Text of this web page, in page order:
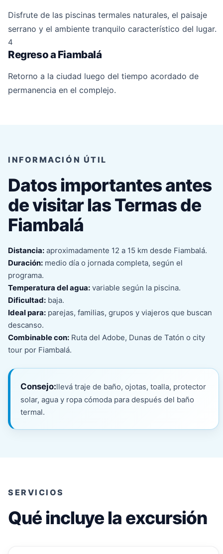
Disfrute de las piscinas termales naturales, el paisaje
serrano y el ambiente tranquilo característico del lugar.
4
Regreso a Fiambalá
Retorno a la ciudad luego del tiempo acordado de
permanencia en el complejo.
INFORMACIÓN ÚTIL
Datos importantes antes
de visitar las Termas de
Fiambalá
Distancia: aproximadamente 12 a 15 km desde Fiambalá.
Duración: medio día o jornada completa, según el
programa.
Temperatura del agua: variable según la piscina.
Dificultad: baja.
Ideal para: parejas, familias, grupos y viajeros que buscan
descanso.
Combinable con: Ruta del Adobe, Dunas de Tatón o city
tour por Fiambalá.
Consejo:llevá traje de baño, ojotas, toalla, protector
solar, agua y ropa cómoda para después del baño
termal.
SERVICIOS
Qué incluye la excursión